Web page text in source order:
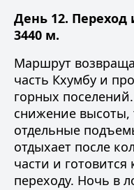
День 12. Переход
3440 м.
Маршрут
часть Кхумбу и
горных
снижение высоты,
отдельные
отдыхает после
части и
переходу. Ночь в